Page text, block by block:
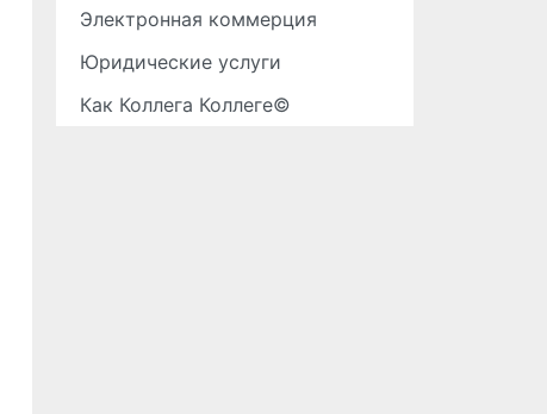
Электронная коммерция
Юридические услуги
Как Коллега Коллеге©